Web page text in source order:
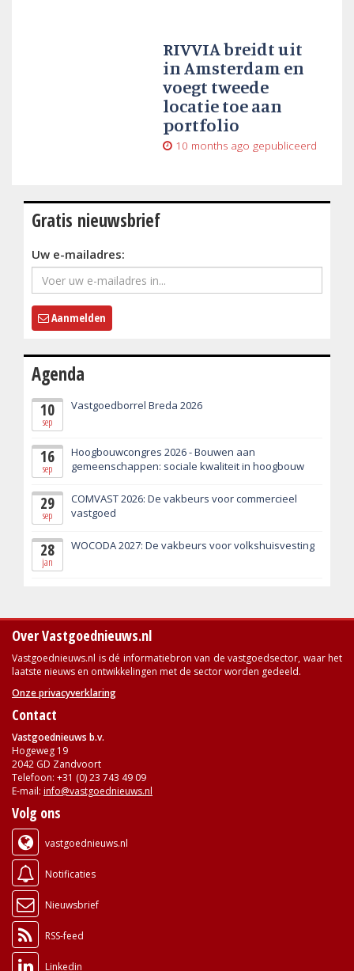
RIVVIA breidt uit
in Amsterdam en
voegt tweede
locatie toe aan
portfolio
10 months ago gepubliceerd
Gratis nieuwsbrief
Uw e-mailadres:
Aanmelden
Agenda
10
sep
Vastgoedborrel Breda 2026
16
sep
Hoogbouwcongres 2026 - Bouwen aan
gemeenschappen: sociale kwaliteit in hoogbouw
29
sep
COMVAST 2026: De vakbeurs voor commercieel
vastgoed
28
jan
WOCODA 2027: De vakbeurs voor volkshuisvesting
Over Vastgoednieuws.nl
Vastgoednieuws.nl is dé informatiebron van de vastgoedsector, waar het
laatste nieuws en ontwikkelingen met de sector worden gedeeld.
Onze privacyverklaring
Contact
Vastgoednieuws b.v.
Hogeweg 19
2042 GD Zandvoort
Telefoon: +31 (0) 23 743 49 09
E-mail: info@vastgoednieuws.nl
Volg ons
vastgoednieuws.nl
Notificaties
Nieuwsbrief
RSS-feed
Linkedin